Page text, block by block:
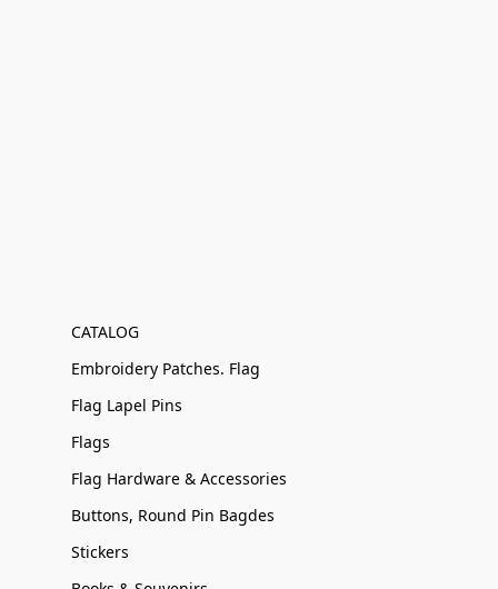
CATALOG
Embroidery Patches. Flag
Flag Lapel Pins
Flags
Flag Hardware & Accessories
Buttons, Round Pin Bagdes
Stickers